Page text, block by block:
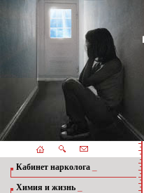
Кабинет нарколога
Химия и жизнь